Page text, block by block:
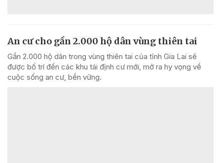
An cư cho gần 2.000 hộ dân vùng thiên tai
Gần 2.000 hộ dân trong vùng thiên tai của tỉnh Gia Lai sẽ
được bố trí đến các khu tái định cư mới, mở ra hy vọng về
cuộc sống an cư, bền vững.